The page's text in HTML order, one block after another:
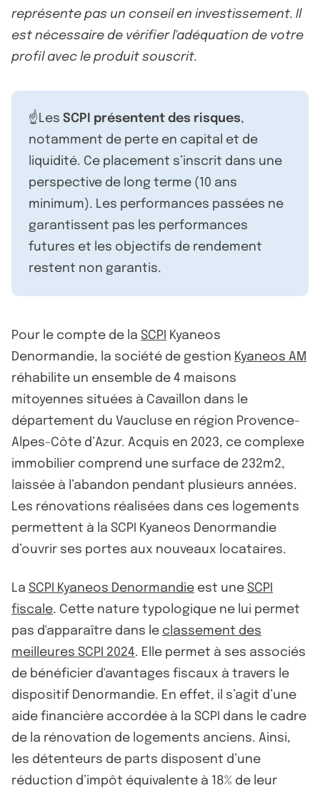
représente pas un conseil en investissement. Il
est nécessaire de vérifier l'adéquation de votre
profil avec le produit souscrit.
☝️Les SCPI présentent des risques,
notamment de perte en capital et de
liquidité. Ce placement s’inscrit dans une
perspective de long terme (10 ans
minimum). Les performances passées ne
garantissent pas les performances
futures et les objectifs de rendement
restent non garantis.
Pour le compte de la SCPI Kyaneos
Denormandie, la société de gestion Kyaneos AM
réhabilite un ensemble de 4 maisons
mitoyennes situées à Cavaillon dans le
département du Vaucluse en région Provence-
Alpes-Côte d’Azur. Acquis en 2023, ce complexe
immobilier comprend une surface de 232m2,
laissée à l’abandon pendant plusieurs années.
Les rénovations réalisées dans ces logements
permettent à la SCPI Kyaneos Denormandie
d’ouvrir ses portes aux nouveaux locataires.
La SCPI Kyaneos Denormandie est une SCPI
fiscale. Cette nature typologique ne lui permet
pas d'apparaître dans le classement des
meilleures SCPI 2024. Elle permet à ses associés
de bénéficier d'avantages fiscaux à travers le
dispositif Denormandie. En effet, il s’agit d’une
aide financière accordée à la SCPI dans le cadre
de la rénovation de logements anciens. Ainsi,
les détenteurs de parts disposent d’une
réduction d’impôt équivalente à 18% de leur